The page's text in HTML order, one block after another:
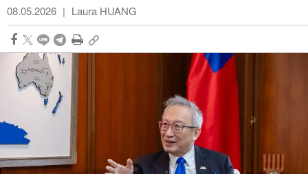
08.05.2026 | Laura HUANG